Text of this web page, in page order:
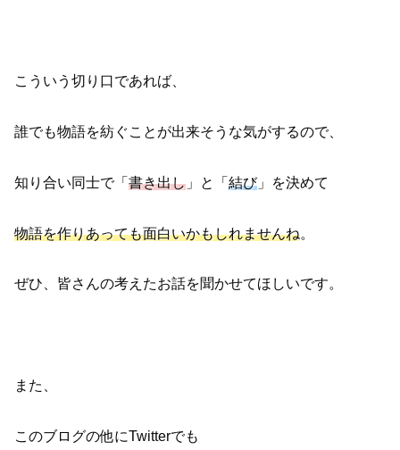
こういう切り口であれば、
誰でも物語を紡ぐことが出来そうな気がするので、
知り合い同士で「 書き出し 」と「 結び」を決めて
物語を作りあっても面白いかもしれませんね。
ぜひ、皆さんの考えたお話を聞かせてほしいです。
また、
このブログの他にTwitterでも